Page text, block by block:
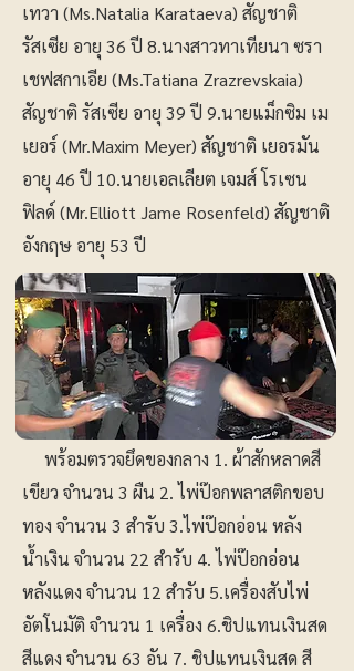
เทวา (Ms.Natalia Karataeva) สัญชาติ
รัสเซีย อายุ 36 ปี 8.นางสาวทาเทียนา ซรา
เชฟสกาเอีย (Ms.Tatiana Zrazrevskaia)
สัญชาติ รัสเซีย อายุ 39 ปี 9.นายแม็กซิม เม
เยอร์ (Mr.Maxim Meyer) สัญชาติ เยอรมัน
อายุ 46 ปี 10.นายเอลเลียต เจมส์ โรเซน
ฟิลด์ (Mr.Elliott Jame Rosenfeld) สัญชาติ
อังกฤษ อายุ 53 ปี
พร้อมตรวจยึดของกลาง 1. ผ้าสักหลาดสี
เขียว จำนวน 3 ผืน 2. ไพ่ป๊อกพลาสติกขอบ
ทอง จำนวน 3 สำรับ 3.ไพ่ป๊อกอ่อน หลัง
น้ำเงิน จำนวน 22 สำรับ 4. ไพ่ป๊อกอ่อน
หลังแดง จำนวน 12 สำรับ 5.เครื่องสับไพ่
อัตโนมัติ จำนวน 1 เครื่อง 6.ชิปแทนเงินสด
สีแดง จำนวน 63 อัน 7. ชิปแทนเงินสด สี